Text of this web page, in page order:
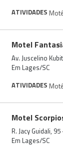
ATIVIDADES
Motel
Av. Juscelino
Em Lages/SC
ATIVIDADES
Motel
R. Jacy Guidali,
Em Lages/SC